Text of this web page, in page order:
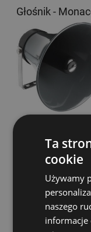
Głośnik -
Głośnik
Ta
cookie
Używamy
naszego
informacje